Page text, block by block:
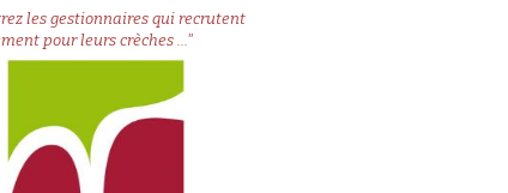
les gestionnaires qui recrutent
pour leurs crèches ..."